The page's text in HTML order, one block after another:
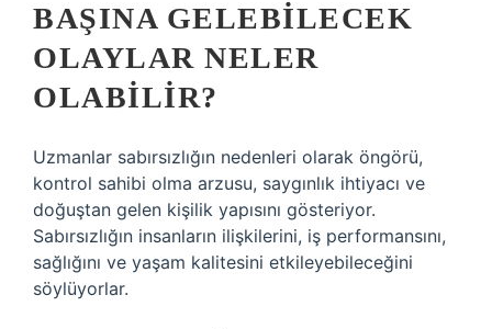
BAŞINA GELEBILECEK
OLAYLAR NELER
OLABILIR?
Uzmanlar sabırsızlığın nedenleri olarak öngörü,
kontrol sahibi olma arzusu, saygınlık ihtiyacı ve
doğuştan gelen kişilik yapısını gösteriyor.
Sabırsızlığın insanların ilişkilerini, iş performansını,
sağlığını ve yaşam kalitesini etkileyebileceğini
söylüyorlar.